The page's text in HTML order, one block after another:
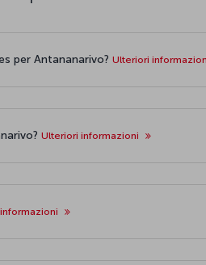
per Antananarivo? Ulteriori
Ulteriori informazioni